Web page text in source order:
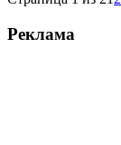
Реклама